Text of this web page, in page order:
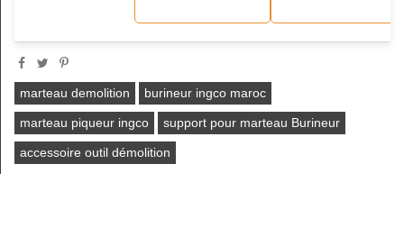
marteau demolition burineur ingco maroc
marteau piqueur ingco support pour marteau Burineur
accessoire outil démolition